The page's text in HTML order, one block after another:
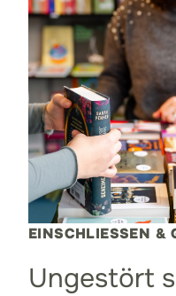
EINSCHLIESSEN &
Ungestört